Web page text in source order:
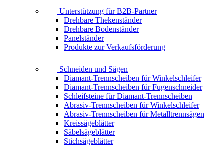
Unterstützung für B2B-Partner
Drehbare Thekenständer
Drehbare Bodenständer
Panelständer
Produkte zur Verkaufsförderung
Schneiden und Sägen
Diamant-Trennscheiben für Winkelschleifer
Diamant-Trennscheiben für Fugenschneider
Schleifsteine für Diamant-Trennscheiben
Abrasiv-Trennscheiben für Winkelschleifer
Abrasiv-Trennscheiben für Metalltrennsägen
Kreissägeblätter
Säbelsägeblätter
Stichsägeblätter